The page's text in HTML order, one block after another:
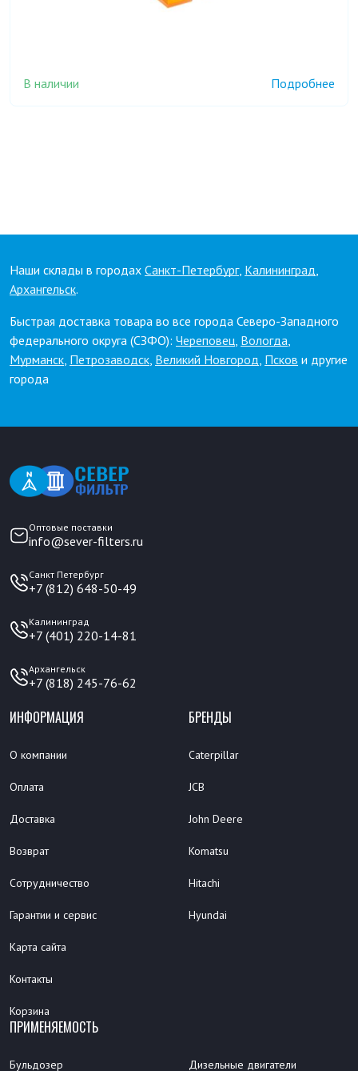
В наличии Подробнее
Наши склады в городах Санкт-Петербург, Калининград,
Архангельск.
Быстрая доставка товара во все города Северо-Западного
федерального округа (СЗФО): Череповец, Вологда,
Мурманск, Петрозаводск, Великий Новгород, Псков и другие
города
Оптовые поставки
info@sever-filters.ru
Санкт Петербург
+7 (812) 648-50-49
Калининград
+7 (401) 220-14-81
Архангельск
+7 (818) 245-76-62
ИНФОРМАЦИЯ
О компании
Оплата
Доставка
Возврат
Сотрудничество
Гарантии и сервис
Карта сайта
Контакты
Корзина
БРЕНДЫ
Caterpillar
JCB
John Deere
Komatsu
Hitachi
Hyundai
ПРИМЕНЯЕМОСТЬ
Бульдозер Дизельные двигатели